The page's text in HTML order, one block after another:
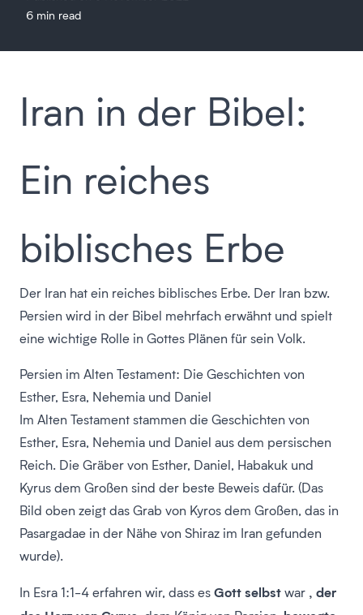
6 min read
Iran in der Bibel:
Ein reiches
biblisches Erbe
Der Iran hat ein reiches biblisches Erbe. Der Iran bzw.
Persien wird in der Bibel mehrfach erwähnt und spielt
eine wichtige Rolle in Gottes Plänen für sein Volk.
Persien im Alten Testament: Die Geschichten von
Esther, Esra, Nehemia und Daniel
Im Alten Testament stammen die Geschichten von
Esther, Esra, Nehemia und Daniel aus dem persischen
Reich. Die Gräber von Esther, Daniel, Habakuk und
Kyrus dem Großen sind der beste Beweis dafür. (Das
Bild oben zeigt das Grab von Kyros dem Großen, das in
Pasargadae in der Nähe von Shiraz im Iran gefunden
wurde).
In Esra 1:1-4 erfahren wir, dass esGott selbstwar , der